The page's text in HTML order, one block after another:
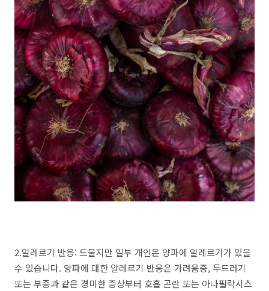
2.알레르기 반응: 드물지만 일부 개인은 양파에 알레르기가 있을
수 있습니다. 양파에 대한 알레르기 반응은 가려움증, 두드러기
또는 부종과 같은 경미한 증상부터 호흡 곤란 또는 아나필락시스